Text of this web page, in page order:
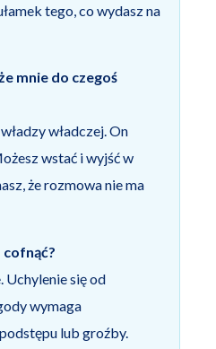
tego, co wydasz na
mnie do czegoś
władczej. On
wstać i wyjść w
że rozmowa nie ma
cofnąć?
Uchylenie się od
wymaga
lub groźby.